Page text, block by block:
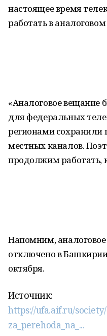
настоящее время
работать в
«Аналоговое вещание
для федеральных
регионами сохранили
местных каналов.
продолжим работать,
Напомним,
отключено в
октября.
Источник:
https://ufa.aif.ru/
za_perehoda_na_...